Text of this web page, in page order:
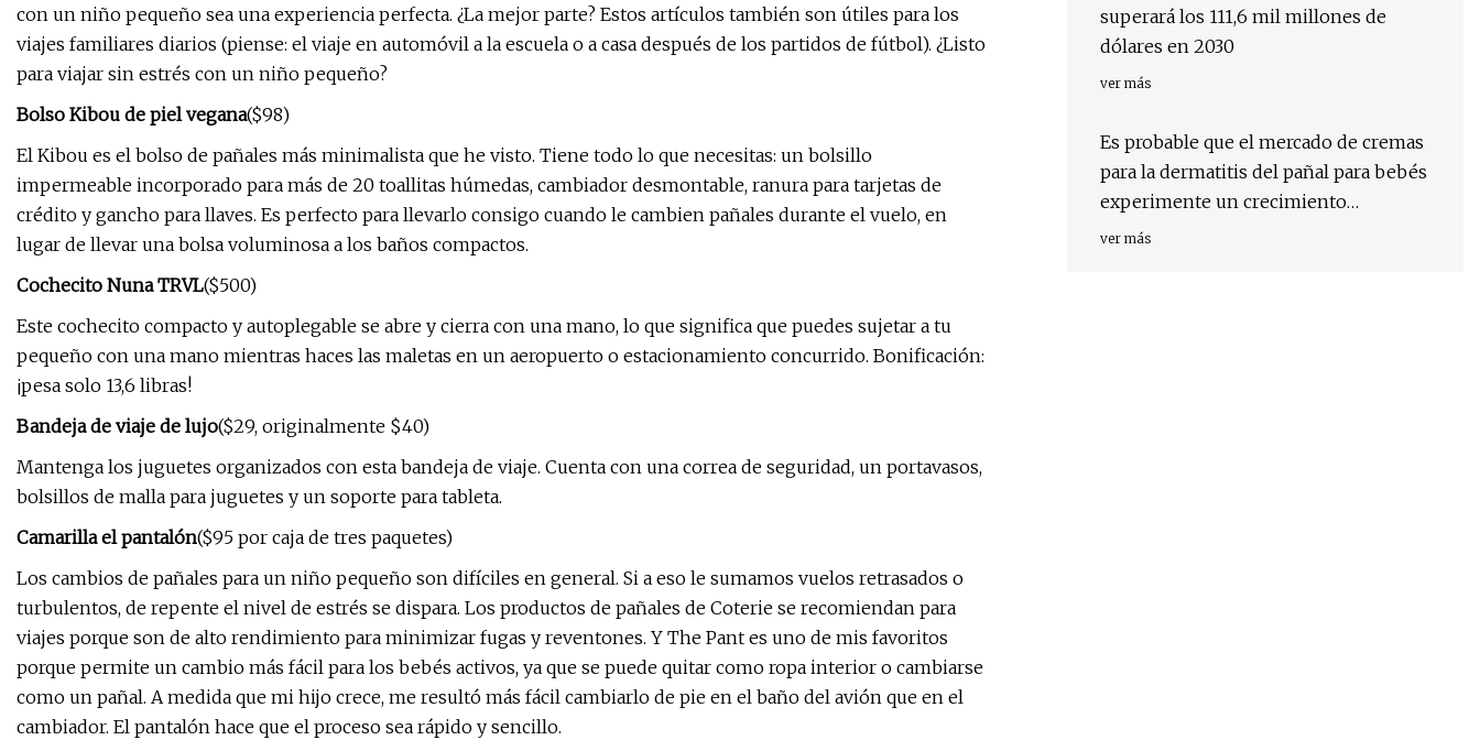
con un niño pequeño sea una experiencia perfecta. ¿La mejor parte? Estos artículos también son útiles para los
viajes familiares diarios (piense: el viaje en automóvil a la escuela o a casa después de los partidos de fútbol). ¿Listo
para viajar sin estrés con un niño pequeño?
Bolso Kibou de piel vegana($98)
El Kibou es el bolso de pañales más minimalista que he visto. Tiene todo lo que necesitas: un bolsillo
impermeable incorporado para más de 20 toallitas húmedas, cambiador desmontable, ranura para tarjetas de
crédito y gancho para llaves. Es perfecto para llevarlo consigo cuando le cambien pañales durante el vuelo, en
lugar de llevar una bolsa voluminosa a los baños compactos.
Cochecito Nuna TRVL($500)
Este cochecito compacto y autoplegable se abre y cierra con una mano, lo que significa que puedes sujetar a tu
pequeño con una mano mientras haces las maletas en un aeropuerto o estacionamiento concurrido. Bonificación:
¡pesa solo 13,6 libras!
Bandeja de viaje de lujo($29, originalmente $40)
Mantenga los juguetes organizados con esta bandeja de viaje. Cuenta con una correa de seguridad, un portavasos,
bolsillos de malla para juguetes y un soporte para tableta.
Camarilla el pantalón($95 por caja de tres paquetes)
Los cambios de pañales para un niño pequeño son difíciles en general. Si a eso le sumamos vuelos retrasados ​​o
turbulentos, de repente el nivel de estrés se dispara. Los productos de pañales de Coterie se recomiendan para
viajes porque son de alto rendimiento para minimizar fugas y reventones. Y The Pant es uno de mis favoritos
porque permite un cambio más fácil para los bebés activos, ya que se puede quitar como ropa interior o cambiarse
como un pañal. A medida que mi hijo crece, me resultó más fácil cambiarlo de pie en el baño del avión que en el
cambiador. El pantalón hace que el proceso sea rápido y sencillo.
superará los 111,6 mil millones de
dólares en 2030
ver más
Es probable que el mercado de cremas
para la dermatitis del pañal para bebés
experimente un crecimiento
maravilloso en un futuro próximo
ver más